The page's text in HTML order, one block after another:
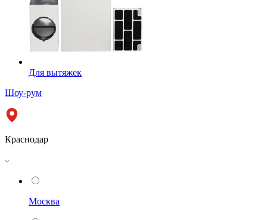
Для вытяжек
Шоу-рум
Краснодар
Москва